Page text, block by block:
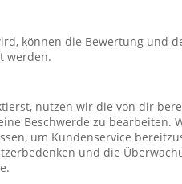
können die Bewertung und
werden.
nutzen wir die von dir
Beschwerde zu bearbeiten.
um Kundenservice
und die